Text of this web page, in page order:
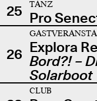
25
TANZ
Pro
26 Explora
Bord?! –
Solarboot
CLUB